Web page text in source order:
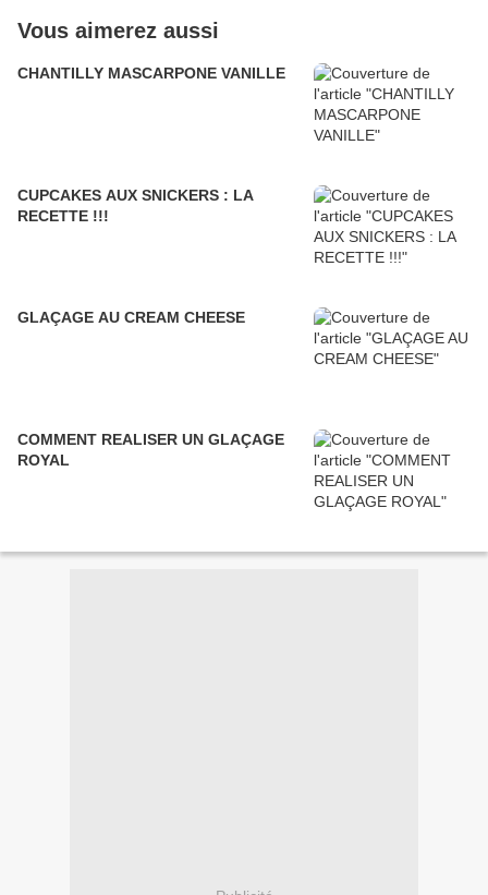
Vous aimerez aussi
CHANTILLY MASCARPONE VANILLE
CUPCAKES AUX SNICKERS : LA
RECETTE !!!
GLAÇAGE AU CREAM CHEESE
COMMENT REALISER UN GLAÇAGE
ROYAL